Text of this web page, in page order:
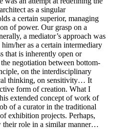
as a singular
a certain superior, managing
of power. Our grasp on a
a mediator’s approach was
her as a certain intermediary
that is inherently open or
the negotiation between bottom-
on the interdisciplinary
thinking, on sensitivity… It
form of creation. What I
extended concept of work of
of a curator in the traditional
exhibition projects. Perhaps,
their role in a similar manner…